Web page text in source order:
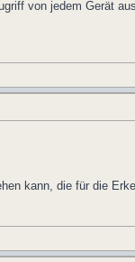
von jedem Gerät
kann, die für die